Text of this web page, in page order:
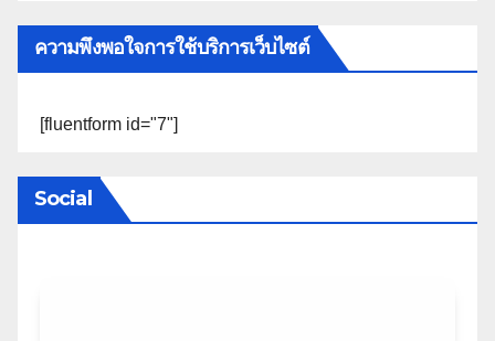
ความพึงพอใจการใช้บริการเว็บไซต์
[fluentform id="7"]
Social